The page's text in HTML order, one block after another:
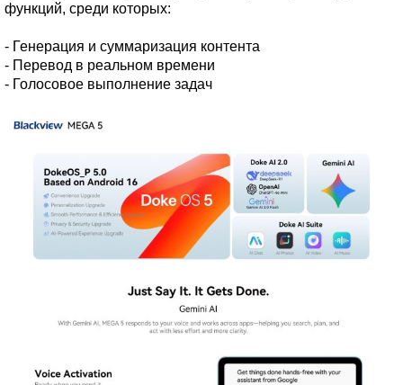
функций, среди которых:
- Генерация и суммаризация контента
- Перевод в реальном времени
- Голосовое выполнение задач